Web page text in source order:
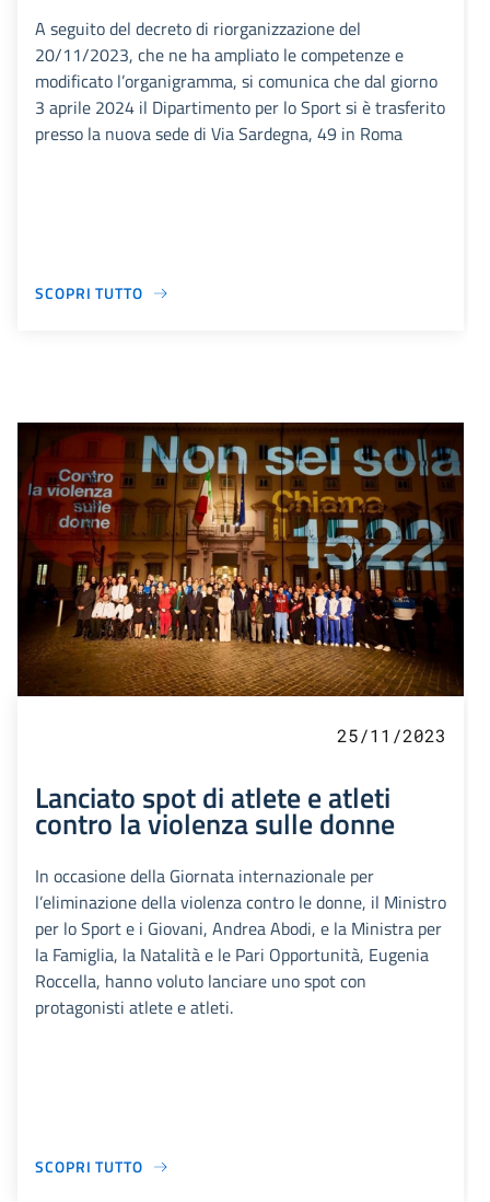
A seguito del decreto di riorganizzazione del
20/11/2023, che ne ha ampliato le competenze e
modificato l’organigramma, si comunica che dal giorno
3 aprile 2024 il Dipartimento per lo Sport si è trasferito
presso la nuova sede di Via Sardegna, 49 in Roma
SCOPRI TUTTO
25/11/2023
Lanciato spot di atlete e atleti
contro la violenza sulle donne
In occasione della Giornata internazionale per
l’eliminazione della violenza contro le donne, il Ministro
per lo Sport e i Giovani, Andrea Abodi, e la Ministra per
la Famiglia, la Natalità e le Pari Opportunità, Eugenia
Roccella, hanno voluto lanciare uno spot con
protagonisti atlete e atleti.
SCOPRI TUTTO